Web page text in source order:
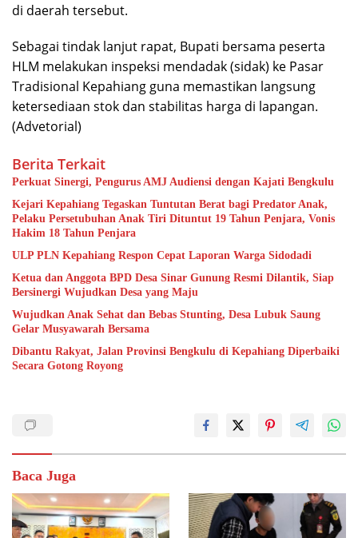
di daerah tersebut.
Sebagai tindak lanjut rapat, Bupati bersama peserta
HLM melakukan inspeksi mendadak (sidak) ke Pasar
Tradisional Kepahiang guna memastikan langsung
ketersediaan stok dan stabilitas harga di lapangan.
(Advetorial)
Berita Terkait
Perkuat Sinergi, Pengurus AMJ Audiensi dengan Kajati Bengkulu
Kejari Kepahiang Tegaskan Tuntutan Berat bagi Predator Anak,
Pelaku Persetubuhan Anak Tiri Dituntut 19 Tahun Penjara, Vonis
Hakim 18 Tahun Penjara
ULP PLN Kepahiang Respon Cepat Laporan Warga Sidodadi
Ketua dan Anggota BPD Desa Sinar Gunung Resmi Dilantik, Siap
Bersinergi Wujudkan Desa yang Maju
Wujudkan Anak Sehat dan Bebas Stunting, Desa Lubuk Saung
Gelar Musyawarah Bersama
Dibantu Rakyat, Jalan Provinsi Bengkulu di Kepahiang Diperbaiki
Secara Gotong Royong
Baca Juga